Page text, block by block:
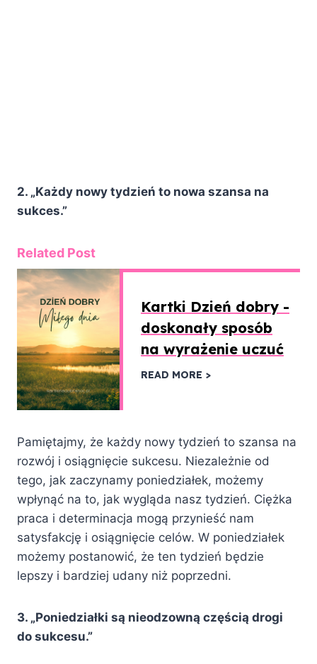
2. „Każdy nowy tydzień to nowa szansa na
sukces.”
Related Post
Kartki Dzień dobry -
doskonały sposób
na wyrażenie uczuć
READ MORE
Pamiętajmy, że każdy nowy tydzień to szansa na
rozwój i osiągnięcie sukcesu. Niezależnie od
tego, jak zaczynamy poniedziałek, możemy
wpłynąć na to, jak wygląda nasz tydzień. Ciężka
praca i determinacja mogą przynieść nam
satysfakcję i osiągnięcie celów. W poniedziałek
możemy postanowić, że ten tydzień będzie
lepszy i bardziej udany niż poprzedni.
3. „Poniedziałki są nieodzowną częścią drogi
do sukcesu.”